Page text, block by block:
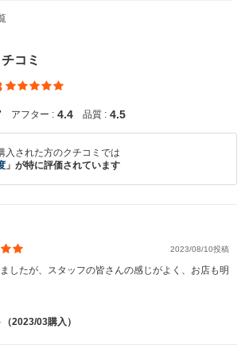
コミ
アフター : 4.4 品質 : 4.5
入された方のクチコミでは
」が特に評価されています
2023/08/10投稿
したが、スタッフの皆さんの感じがよく、お店も明
2023/03購入）